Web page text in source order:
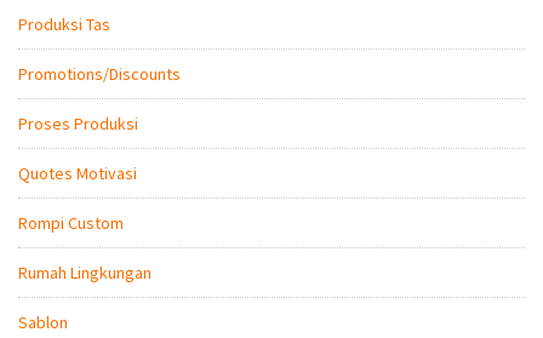
Produksi Tas
Promotions/Discounts
Proses Produksi
Quotes Motivasi
Rompi Custom
Rumah Lingkungan
Sablon